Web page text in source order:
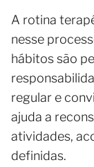
A rotina
nesse
hábitos são
regular e
ajuda a
atividades,
definidas.